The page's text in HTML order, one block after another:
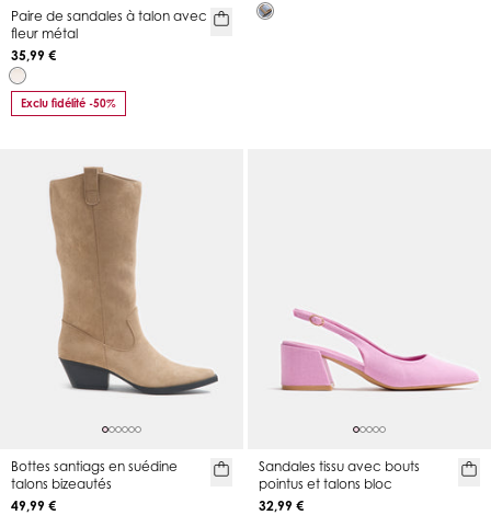
Paire de sandales à talon avec
fleur métal
35,99 €
Exclu fidélité -50%
Bottes santiags en suédine
talons bizeautés
49,99 €
Sandales tissu avec bouts
pointus et talons bloc
32,99 €